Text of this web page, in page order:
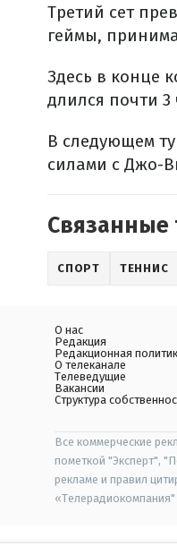
Третий сет
геймы,
Здесь в конце
длился почти 3
В следующем
силами с Джо-
Связанные
СПОРТ ТЕННИС
О нас
Редакция
Редакционная
О телеканале
Телеведущие
Вакансии
Структура
Все коммерческие
пометкой "Эксперт",
рекламе и правил